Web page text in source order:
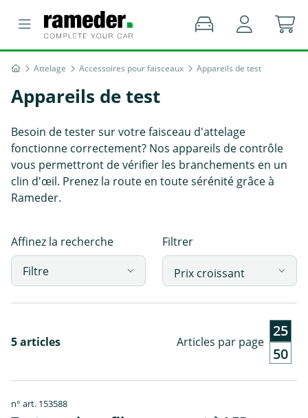
Attelage Accessoires pour faisceaux Appareils de test
Appareils de test
Besoin de tester sur votre faisceau d'attelage
fonctionne correctement? Nos appareils de contrôle
vous permettront de vérifier les branchements en un
clin d'œil. Prenez la route en toute sérénité grâce à
Rameder.
Affinez la recherche
Filtre
Filtrer
5 articles Articles par page
25
50
n° art. 153588